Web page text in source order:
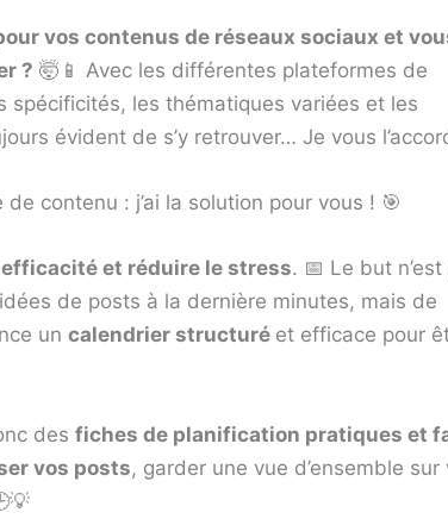
vos contenus de réseaux sociaux et
? 🤯📱 Avec les différentes plateformes de
spécificités, les thématiques variées et les
évident de s’y retrouver… Je vous
contenu : j’ai la solution pour vous ! 🎯
et réduire le stress. 📅 Le but n’est
de posts à la dernière minutes, mais de
un calendrier structuré et efficace pour
des fiches de planification pratiques et
vos posts, garder une vue d’ensemble sur